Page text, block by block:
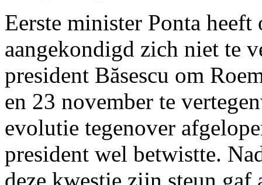
Eerste minister Ponta
aangekondigd zich niet te
president Băsescu om
en 23 november te
evolutie tegenover
president wel betwistte.